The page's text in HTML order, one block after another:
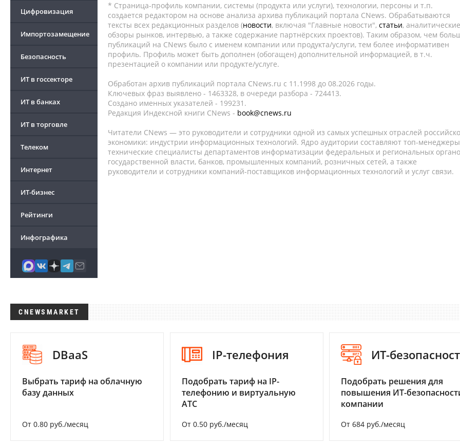
Цифровизация
Импортозамещение
Безопасность
ИТ в госсекторе
ИТ в банках
ИТ в торговле
Телеком
Интернет
ИТ-бизнес
Рейтинги
Инфографика
* Страница-профиль компании, системы (продукта или услуги), технологии, персоны и т.п.
создается редактором на основе анализа архива публикаций портала CNews. Обрабатываются
тексты всех редакционных разделов (новости, включая "Главные новости", статьи, аналитические
обзоры рынков, интервью, а также содержание партнёрских проектов). Таким образом, чем
публикаций на CNews было с именем компании или продукта/услуги, тем более информативен
профиль. Профиль может быть дополнен (обогащен) дополнительной информацией, в т.ч.
презентацией о компании или продукте/услуге.
Обработан архив публикаций портала CNews.ru c 11.1998 до 08.2026 годы.
Ключевых фраз выявлено - 1463328, в очереди разбора - 724413.
Создано именных указателей - 199231.
Редакция Индексной книги CNews - book@cnews.ru
Читатели CNews — это руководители и сотрудники одной из самых успешных отраслей
экономики: индустрии информационных технологий. Ядро аудитории составляют топ-
технические специалисты департаментов информатизации федеральных и региональных
государственной власти, банков, промышленных компаний, розничных сетей, а также
руководители и сотрудники компаний-поставщиков информационных технологий и услуг связи.
CNEWSMARKET
DBaaS
Выбрать тариф на облачную
базу данных
От 0.80 руб./месяц
IP-телефония
Подобрать тариф на IP-
телефонию и виртуальную
АТС
От 0.50 руб./месяц
ИТ-
Подобрать решения для
повышения ИТ-
компании
От 684 руб./месяц